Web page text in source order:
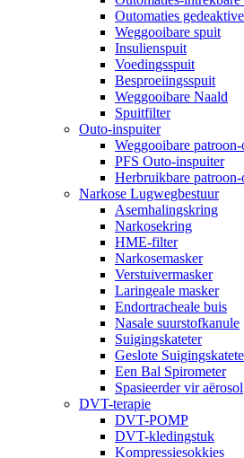
Outomaties
Weggooibare spuit
Insulienspuit
Voedingsspuit
Besproeiingsspuit
Weggooibare Naald
Spuitfilter
Outo-inspuiter
Weggooibare
PFS Outo-inspuiter
Herbruikbare
Narkose Lugwegbestuur
Asemhalingskring
Narkosekring
HME-filter
Narkosemasker
Verstuivermasker
Laringeale masker
Endortracheale buis
Nasale suurstofkanule
Suigingskateter
Geslote
Een Bal Spirometer
Spasieerder vir aërosol
DVT-terapie
DVT-POMP
DVT-kledingstuk
Kompressiesokkies